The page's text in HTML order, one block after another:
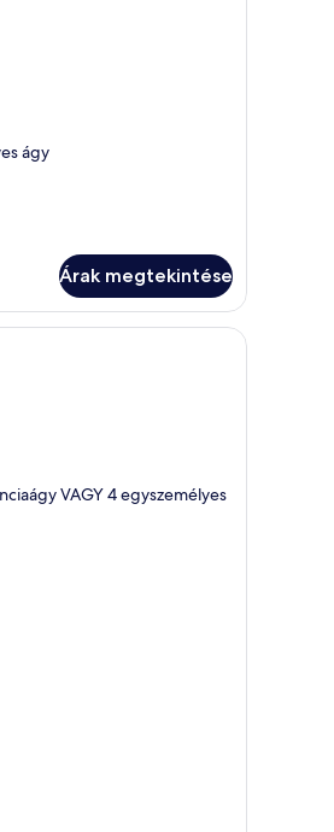
ágy
Árak megtekintése
Egy gondosan megterített ágy fehér
VAGY 4 egyszemélyes